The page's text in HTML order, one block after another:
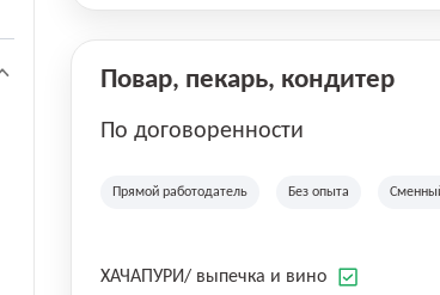
Повар, пекарь, кондитер
По договоренности
Прямой работодатель Без опыта
ХАЧАПУРИ/ выпечка и вино